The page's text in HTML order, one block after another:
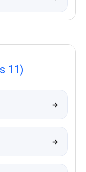
11)
→
→